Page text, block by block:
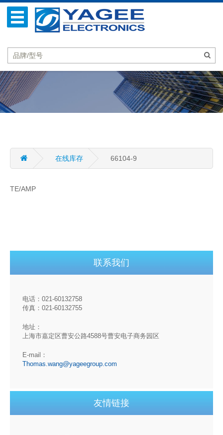
在线库存 66104-9
TE/AMP
联系我们
电话：021-60132758
传真：021-60132755
地址：
上海市嘉定区曹安公路4588号曹安电子商务园区
E-mail：
Thomas.wang@yageegroup.com
友情链接